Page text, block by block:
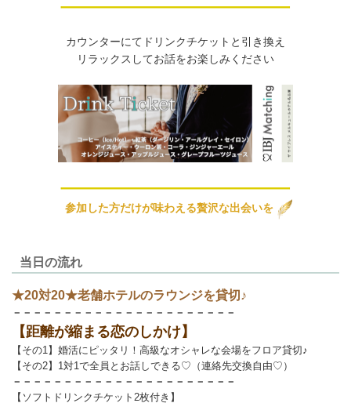
カウンターにてドリンクチケットと引き換え
リラックスしてお話をお楽しみください
参加した方だけが味わえる贅沢な出会いを
当日の流れ
★20対20★老舗ホテルのラウンジを貸切♪
－－－－－－－－－－－－－－－－－－－－－－
【距離が縮まる恋のしかけ】
【その1】婚活にピッタリ！高級なオシャレな会場をフロア貸切♪
【その2】1対1で全員とお話しできる♡（連絡先交換自由♡）
－－－－－－－－－－－－－－－－－－－－－－
【ソフトドリンクチケット2枚付き】